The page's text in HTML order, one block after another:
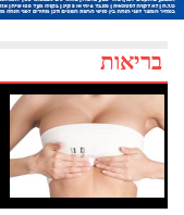
בריאות